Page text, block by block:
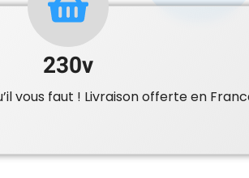
230v
vous faut ! Livraison offerte en